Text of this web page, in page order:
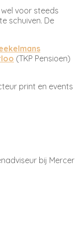
voor steeds
schuiven. De
(TKP Pensioen)
print en events
bij Mercer